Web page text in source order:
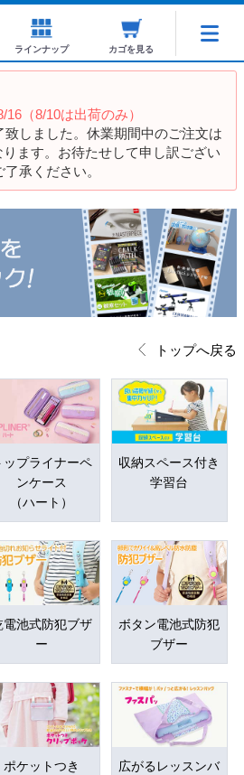
ラインナップ カゴを見る
（8/10は出荷のみ）
しました。休業期間中のご注文は
ます。お待たせして申し訳ござい
承ください。
トップへ戻る
ップライナーペ
ンケース
（ハート）
収納スペース付き
学習台
電池式防犯ブザ
ー
ボタン電池式防犯
ブザー
ポケットつき
広がるレッスンバ